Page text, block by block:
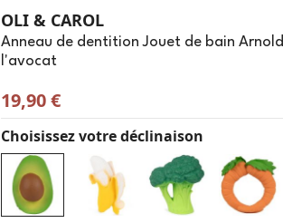
OLI & CAROL
Anneau de dentition Jouet de bain Arnold
l'avocat
19,90 €
Choisissez votre déclinaison